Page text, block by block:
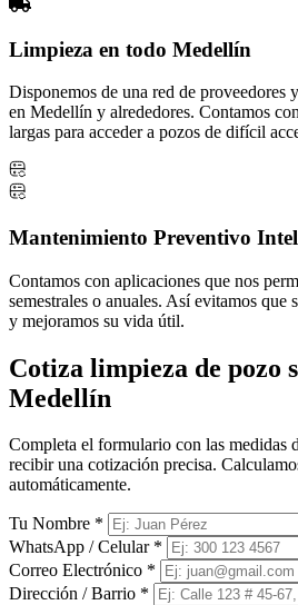
Limpieza en todo Medellín
Disponemos de una red de proveedores
en Medellín y alrededores. Contamos
largas para acceder a pozos de difícil
Mantenimiento Preventivo
Contamos con aplicaciones que nos
semestrales o anuales. Así evitamos que
y mejoramos su vida útil.
Cotiza limpieza de pozo
Medellín
Completa el formulario con las medidas
recibir una cotización precisa.
automáticamente.
Tu Nombre *
WhatsApp / Celular *
Correo Electrónico *
Dirección / Barrio *